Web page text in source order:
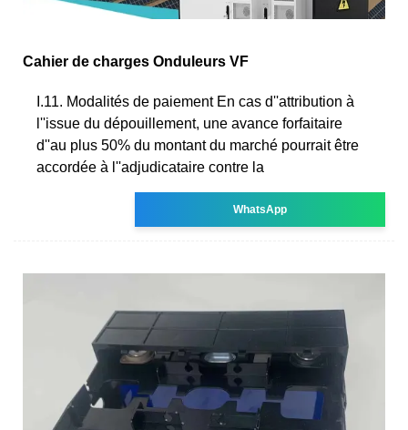
Cahier de charges Onduleurs VF
I.11. Modalités de paiement En cas d''attribution à
l''issue du dépouillement, une avance forfaitaire
d''au plus 50% du montant du marché pourrait être
accordée à l''adjudicataire contre la
WhatsApp